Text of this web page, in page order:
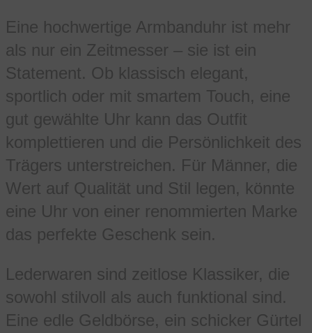
Eine hochwertige Armbanduhr ist mehr
als nur ein Zeitmesser – sie ist ein
Statement. Ob klassisch elegant,
sportlich oder mit smartem Touch, eine
gut gewählte Uhr kann das Outfit
komplettieren und die Persönlichkeit des
Trägers unterstreichen. Für Männer, die
Wert auf Qualität und Stil legen, könnte
eine Uhr von einer renommierten Marke
das perfekte Geschenk sein.
Lederwaren sind zeitlose Klassiker, die
sowohl stilvoll als auch funktional sind.
Eine edle Geldbörse, ein schicker Gürtel